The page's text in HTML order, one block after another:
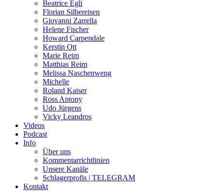
Beatrice Egli
Florian Silbereisen
Giovanni Zarrella
Helene Fischer
Howard Carpendale
Kerstin Ott
Marie Reim
Matthias Reim
Melissa Naschenweng
Michelle
Roland Kaiser
Ross Antony
Udo Jürgens
Vicky Leandros
Videos
Podcast
Info
Über uns
Kommentarrichtlinien
Unsere Kanäle
Schlagerprofis | TELEGRAM
Kontakt